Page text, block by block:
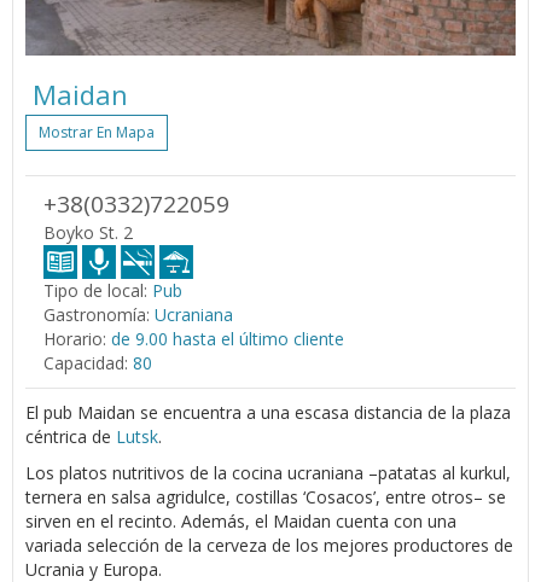
Maidan
Mostrar En Mapa
+38(0332)722059
Boyko St. 2
Tipo de local: Pub
Gastronomía: Ucraniana
Horario: de 9.00 hasta el último cliente
Capacidad: 80
El pub Maidan se encuentra a una escasa distancia de la plaza
céntrica de Lutsk.
Los platos nutritivos de la cocina ucraniana –patatas al kurkul,
ternera en salsa agridulce, costillas ‘Cosacos’, entre otros– se
sirven en el recinto. Además, el Maidan cuenta con una
variada selección de la cerveza de los mejores productores de
Ucrania y Europa.